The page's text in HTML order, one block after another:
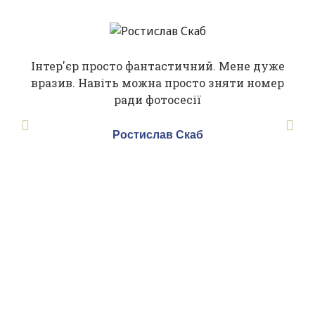
Інтер'єр просто фантастичний. Мене дуже
вразив. Навіть можна просто зняти номер
ради фотосесії
Ростислав Скаб